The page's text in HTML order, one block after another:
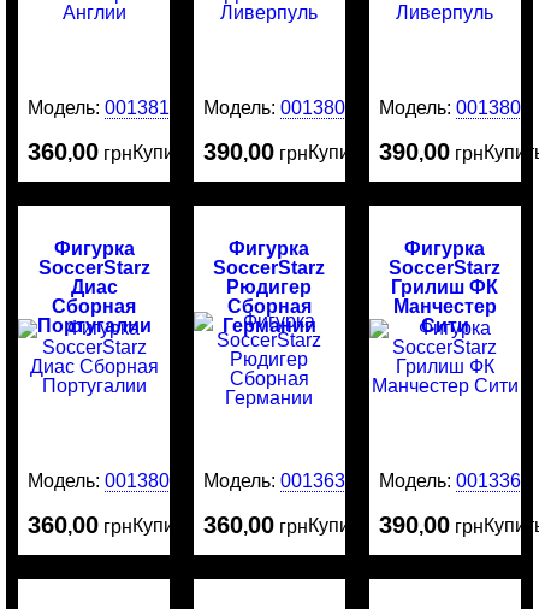
Модель:0013818
360,00 грнКупить
Модель:0013808
390,00 грнКупить
Модель: 0013805
390,00 грн
Фигурка
SoccerStarz
Диас
Сборная
Португалии
Модель:0013801
360,00 грнКупить
Фигурка
SoccerStarz
Рюдигер
Сборная
Германии
Модель:0013635
360,00 грнКупить
Фигурка
SoccerStarz
Грилиш ФК
Манчестер
Сити
Модель: 0013369
390,00 грн